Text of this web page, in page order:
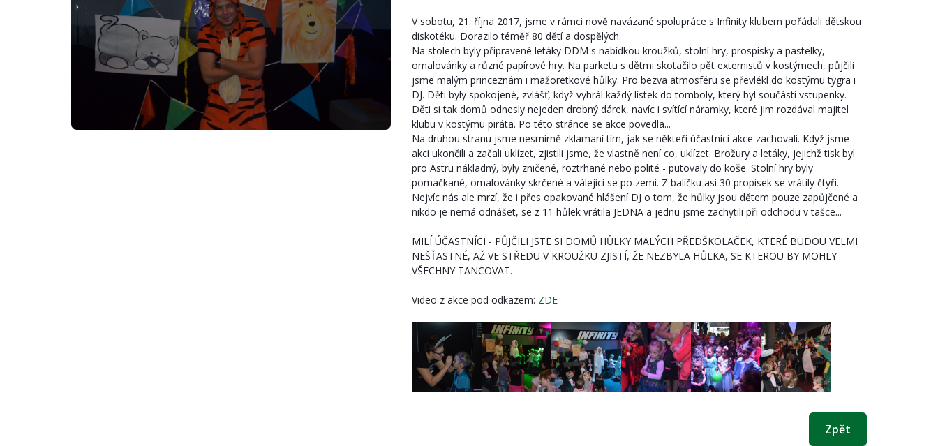
V sobotu, 21. října 2017, jsme v rámci nově navázané spolupráce s Infinity klubem pořádali dětskou
diskotéku. Dorazilo téměř 80 dětí a dospělých.
Na stolech byly připravené letáky DDM s nabídkou kroužků, stolní hry, prospisky a pastelky,
omalovánky a různé papírové hry. Na parketu s dětmi skotačilo pět externistů v kostýmech, půjčili
jsme malým princeznám i mažoretkové hůlky. Pro bezva atmosféru se převlékl do kostýmu tygra i
DJ. Děti byly spokojené, zvlášť, když vyhrál každý lístek do tomboly, který byl součástí vstupenky.
Děti si tak domů odnesly nejeden drobný dárek, navíc i svítící náramky, které jim rozdával majitel
klubu v kostýmu piráta. Po této stránce se akce povedla...
Na druhou stranu jsme nesmírně zklamaní tím, jak se někteří účastníci akce zachovali. Když jsme
akci ukončili a začali uklízet, zjistili jsme, že vlastně není co, uklízet. Brožury a letáky, jejichž tisk byl
pro Astru nákladný, byly zničené, roztrhané nebo polité - putovaly do koše. Stolní hry byly
pomačkané, omalovánky skrčené a válející se po zemi. Z balíčku asi 30 propisek se vrátily čtyři.
Nejvíc nás ale mrzí, že i přes opakované hlášení DJ o tom, že hůlky jsou dětem pouze zapůjčené a
nikdo je nemá odnášet, se z 11 hůlek vrátila JEDNA a jednu jsme zachytili při odchodu v tašce...
MILÍ ÚČASTNÍCI - PŮJČILI JSTE SI DOMŮ HŮLKY MALÝCH PŘEDŠKOLAČEK, KTERÉ BUDOU VELMI
NEŠŤASTNÉ, AŽ VE STŘEDU V KROUŽKU ZJISTÍ, ŽE NEZBYLA HŮLKA, SE KTEROU BY MOHLY
VŠECHNY TANCOVAT.
Video z akce pod odkazem: ZDE
Zpět